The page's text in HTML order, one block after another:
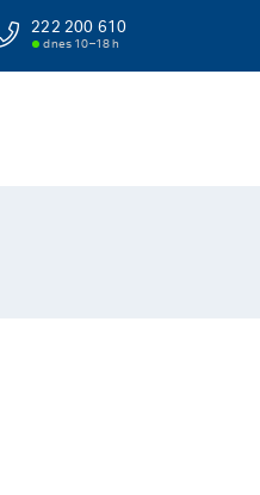
222 200 610
dnes 10–18 h